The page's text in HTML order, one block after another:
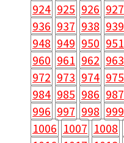
924 925 926 927
936 937 938 939
948 949 950 951
960 961 962 963
972 973 974 975
984 985 986 987
996 997 998 999
1006 1007 1008